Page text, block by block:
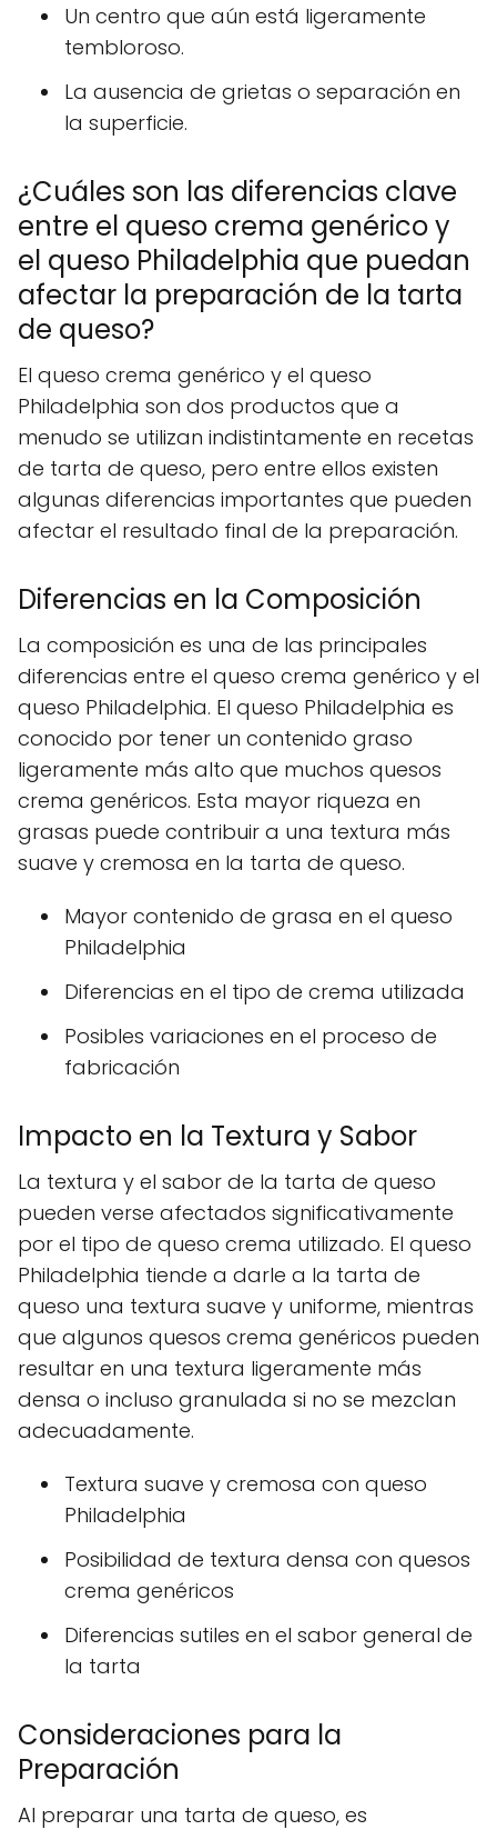
Un centro que aún está ligeramente
tembloroso.
La ausencia de grietas o separación en
la superficie.
¿Cuáles son las diferencias clave
entre el queso crema genérico y
el queso Philadelphia que puedan
afectar la preparación de la tarta
de queso?
El queso crema genérico y el queso
Philadelphia son dos productos que a
menudo se utilizan indistintamente en recetas
de tarta de queso, pero entre ellos existen
algunas diferencias importantes que pueden
afectar el resultado final de la preparación.
Diferencias en la Composición
La composición es una de las principales
diferencias entre el queso crema genérico y el
queso Philadelphia. El queso Philadelphia es
conocido por tener un contenido graso
ligeramente más alto que muchos quesos
crema genéricos. Esta mayor riqueza en
grasas puede contribuir a una textura más
suave y cremosa en la tarta de queso.
Mayor contenido de grasa en el queso
Philadelphia
Diferencias en el tipo de crema utilizada
Posibles variaciones en el proceso de
fabricación
Impacto en la Textura y Sabor
La textura y el sabor de la tarta de queso
pueden verse afectados significativamente
por el tipo de queso crema utilizado. El queso
Philadelphia tiende a darle a la tarta de
queso una textura suave y uniforme, mientras
que algunos quesos crema genéricos pueden
resultar en una textura ligeramente más
densa o incluso granulada si no se mezclan
adecuadamente.
Textura suave y cremosa con queso
Philadelphia
Posibilidad de textura densa con quesos
crema genéricos
Diferencias sutiles en el sabor general de
la tarta
Consideraciones para la
Preparación
Al preparar una tarta de queso, es